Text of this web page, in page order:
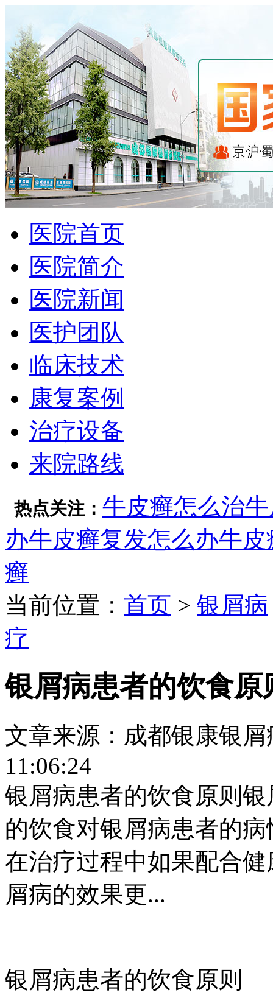
医院首页
医院简介
医院新闻
医护团队
临床技术
康复案例
治疗设备
来院路线
热点关注： 牛皮癣怎么治
办牛皮癣复发怎么办牛皮
癣
当前位置： 首页 > 银屑病
疗
银屑病患者的饮食原
文章来源：成都银康银
11:06:24
银屑病患者的饮食原则
的饮食对银屑病患者的
在治疗过程中如果配合
屑病的效果更...
银屑病患者的饮食原则